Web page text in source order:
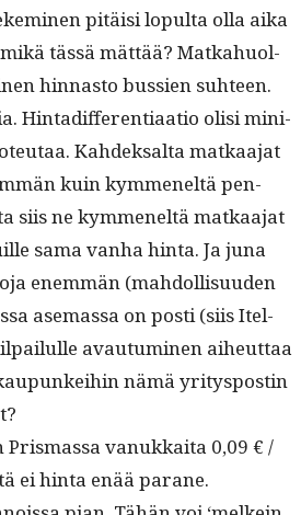
pitäisi lop­ul­ta olla aika
tässä mät­tää? Matkahuol­
hin­nas­to bussien suh­teen.
Hin­tad­if­fer­en­ti­aa­tio olisi mini­
Kahdek­salta matkaa­jat
kuin kymmeneltä pen­
siis ne kymmeneltä matkaa­jat
sama van­ha hin­ta. Ja juna
enem­män (mah­dol­lisu­u­den
ase­mas­sa on posti (siis Itel­
avau­tu­mi­nen aiheut­taa
nämä yri­tys­postin
vanukkai­ta 0,09 € /
ei hin­ta enää parane.